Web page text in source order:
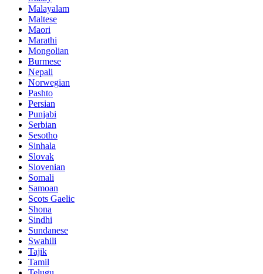
Malayalam
Maltese
Maori
Marathi
Mongolian
Burmese
Nepali
Norwegian
Pashto
Persian
Punjabi
Serbian
Sesotho
Sinhala
Slovak
Slovenian
Somali
Samoan
Scots Gaelic
Shona
Sindhi
Sundanese
Swahili
Tajik
Tamil